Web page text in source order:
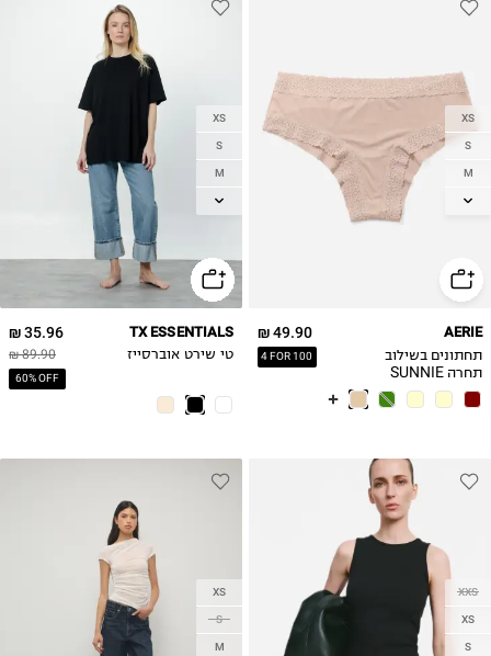
XS
S
M
L
49.90 ₪
4 FOR 100
AERIE
תחתונים בשילוב
תחרה SUNNIE
XS
S
M
L
35.96 ₪
89.90 ₪
60% OFF
TX ESSENTIALS
טי שירט אוברסייז
XXS
XS
S
XS
S
M